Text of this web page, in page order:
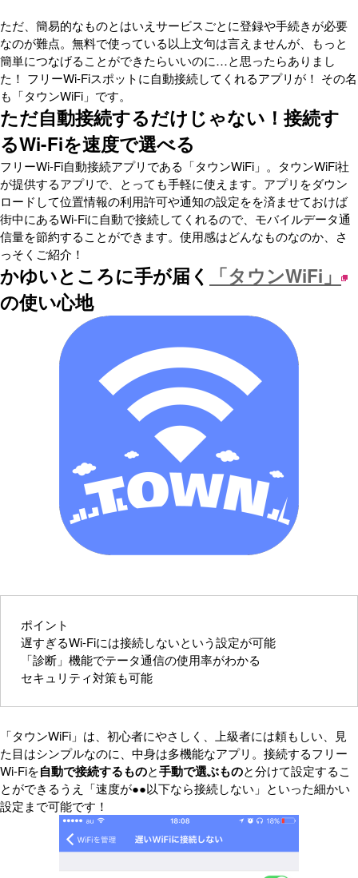
ただ、簡易的なものとはいえサービスごとに登録や手続きが必要
なのが難点。無料で使っている以上文句は言えませんが、もっと
簡単につなげることができたらいいのに…と思ったらありまし
た！ フリーWi-Fiスポットに自動接続してくれるアプリが！ その名
も「タウンWiFi」です。
ただ自動接続するだけじゃない！接続す
るWi-Fiを速度で選べる
フリーWi-Fi自動接続アプリである「タウンWiFi」。タウンWiFi社
が提供するアプリで、とっても手軽に使えます。アプリをダウン
ロードして位置情報の利用許可や通知の設定をを済ませておけば
街中にあるWi-Fiに自動で接続してくれるので、モバイルデータ通
信量を節約することができます。使用感はどんなものなのか、さ
っそくご紹介！
かゆいところに手が届く
「タウンWiFi」
の使い心地
ポイント
遅すぎるWi-Fiには接続しないという設定が可能
「診断」機能でテータ通信の使用率がわかる
セキュリティ対策も可能
「タウンWiFi」は、初心者にやさしく、上級者には頼もしい、見
た目はシンプルなのに、中身は多機能なアプリ。接続するフリー
Wi-Fiを自動で接続するものと手動で選ぶものと分けて設定するこ
とができるうえ「速度が●●以下なら接続しない」といった細かい
設定まで可能です！